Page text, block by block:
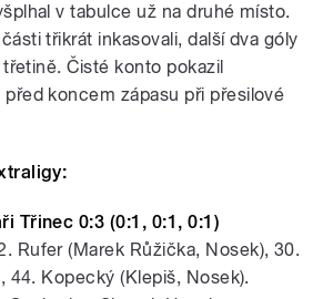
v tabulce už na druhé místo.
třikrát inkasovali, další dva góly
Čisté konto pokazil
koncem zápasu při přesilové
Třinec 0:3 (0:1, 0:1, 0:1)
Rufer (Marek Růžička, Nosek), 30.
44. Kopecký (Klepiš, Nosek).